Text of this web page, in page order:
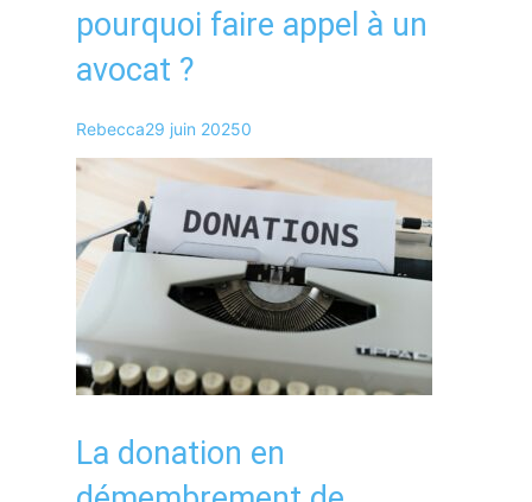
pourquoi faire appel à un
avocat ?
Rebecca29 juin 20250
La donation en